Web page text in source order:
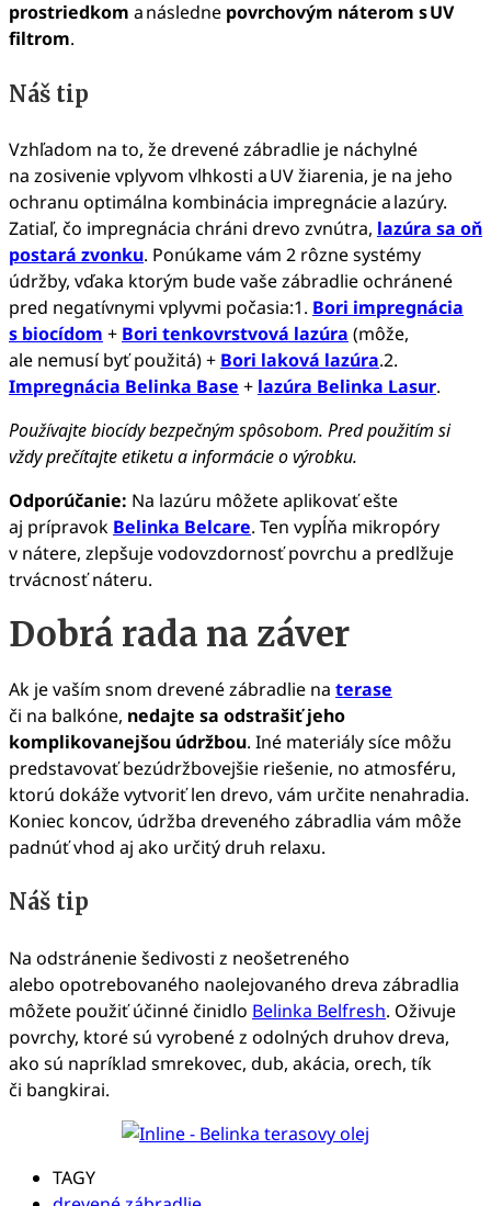
prostriedkom a následne povrchovým náterom s UV
filtrom.
Náš tip
Vzhľadom na to, že drevené zábradlie je náchylné
na zosivenie vplyvom vlhkosti a UV žiarenia, je na jeho
ochranu optimálna kombinácia impregnácie a lazúry.
Zatiaľ, čo impregnácia chráni drevo zvnútra, lazúra sa oň
postará zvonku. Ponúkame vám 2 rôzne systémy
údržby, vďaka ktorým bude vaše zábradlie ochránené
pred negatívnymi vplyvmi počasia:1. Bori impregnácia
s biocídom + Bori tenkovrstvová lazúra (môže,
ale nemusí byť použitá) + Bori laková lazúra.2.
Impregnácia Belinka Base + lazúra Belinka Lasur.
Používajte biocídy bezpečným spôsobom. Pred použitím si
vždy prečítajte etiketu a informácie o výrobku.
Odporúčanie: Na lazúru môžete aplikovať ešte
aj prípravok Belinka Belcare. Ten vypĺňa mikropóry
v nátere, zlepšuje vodovzdornosť povrchu a predlžuje
trvácnosť náteru.
Dobrá rada na záver
Ak je vaším snom drevené zábradlie na terase
či na balkóne, nedajte sa odstrašiť jeho
komplikovanejšou údržbou. Iné materiály síce môžu
predstavovať bezúdržbovejšie riešenie, no atmosféru,
ktorú dokáže vytvoriť len drevo, vám určite nenahradia.
Koniec koncov, údržba dreveného zábradlia vám môže
padnúť vhod aj ako určitý druh relaxu.
Náš tip
Na odstránenie šedivosti z neošetreného
alebo opotrebovaného naolejovaného dreva zábradlia
môžete použiť účinné činidlo Belinka Belfresh. Oživuje
povrchy, ktoré sú vyrobené z odolných druhov dreva,
ako sú napríklad smrekovec, dub, akácia, orech, tík
či bangkirai.
TAGY